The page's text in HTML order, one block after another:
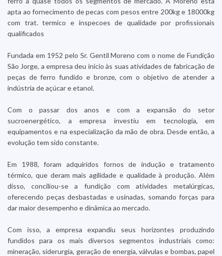
apta ao fornecimento de pecas com pesos entre 200kg e 18000kg
com trat. termico e inspecoes de qualidade por profissionais
qualificados
Fundada em 1952 pelo Sr. Gentil Moreno com o nome de Fundição
São Jorge, a empresa deu início às suas atividades de fabricação de
peças de ferro fundido e bronze, com o objetivo de atender a
indústria de açúcar e etanol.
Com o passar dos anos e com a expansão do setor
sucroenergético, a empresa investiu em tecnologia, em
equipamentos e na especialização da mão de obra. Desde então, a
evolução tem sido constante.
Em 1988, foram adquiridos fornos de indução e tratamento
térmico, que deram mais agilidade e qualidade à produção. Além
disso, conciliou-se a fundição com atividades metalúrgicas,
oferecendo peças desbastadas e usinadas, somando forças para
dar maior desempenho e dinâmica ao mercado.
Com isso, a empresa expandiu seus horizontes produzindo
fundidos para os mais diversos segmentos industriais como:
mineração, siderurgia, geração de energia, válvulas e bombas, papel